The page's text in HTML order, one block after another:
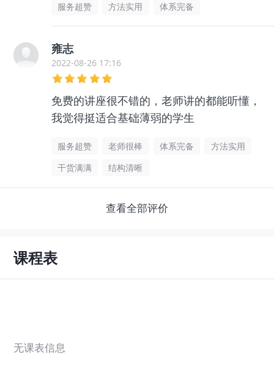
服务超赞 方法实用 体系完备
雍志
2022-08-26 17:16
免费的讲座很不错的，老师讲的都能听懂，
我觉得挺适合基础薄弱的学生
服务超赞 老师很棒 体系完备
方法实用
干货满满
结构清晰
查看全部评价
课程表
无课表信息